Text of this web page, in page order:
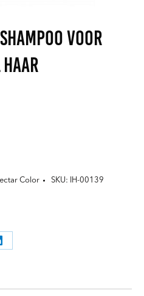
voor
Color SKU: IH-00139